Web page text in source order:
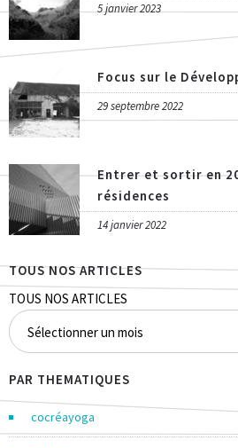
5 janvier 2023
Focus sur le
29 septembre 2022
Entrer et sortir en
résidences
14 janvier 2022
TOUS NOS ARTICLES
TOUS NOS ARTICLES
Sélectionner un mois
PAR THEMATIQUES
cocréayoga